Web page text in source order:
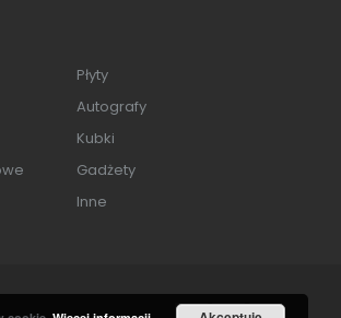
Płyty
Autografy
Kubki
Gadżety
Inne